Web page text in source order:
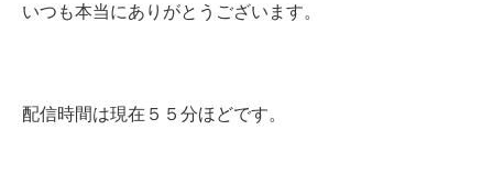
いつも本当にありがとうございます。
配信時間は現在５５分ほどです。